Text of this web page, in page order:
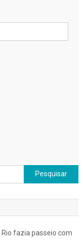
Pesquisar
por:
fazia passeio com